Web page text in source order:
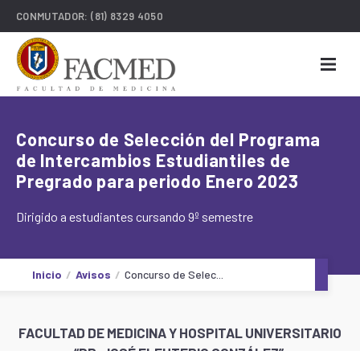
CONMUTADOR:(81) 8329 4050
Concurso de Selección del Programa
de Intercambios Estudiantiles de
Pregrado para periodo Enero 2023
Dirigido a estudiantes cursando 9º semestre
Inicio Avisos Concurso de Selec...
FACULTAD DE MEDICINA Y HOSPITAL UNIVERSITARIO